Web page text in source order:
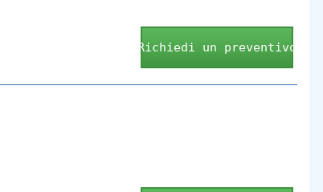
Richiedi un preventivo